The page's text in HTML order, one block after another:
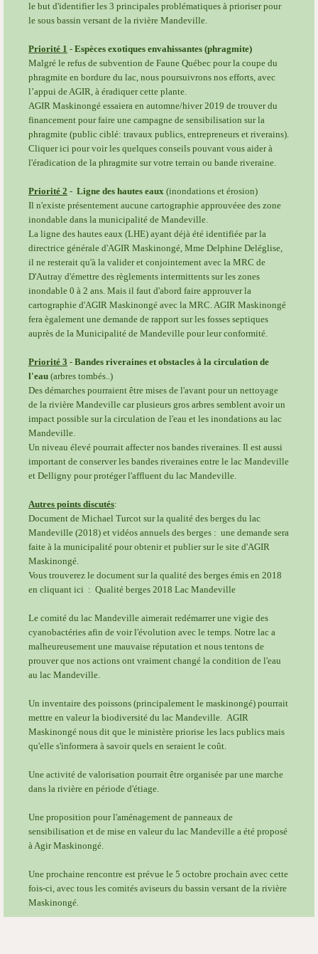
le but d'identifier les 3 principales problématiques à prioriser pour
le sous bassin versant de la rivière Mandeville.
Priorité 1 - Espèces exotiques envahissantes (phragmite)
Malgré le refus de subvention de Faune Québec pour la coupe du
phragmite en bordure du lac, nous poursuivrons nos efforts, avec
l’appui de AGIR, à éradiquer cette plante.
AGIR Maskinongé essaiera en automne/hiver 2019 de trouver du
financement pour faire une campagne de sensibilisation sur la
phragmite (public ciblé: travaux publics, entrepreneurs et riverains).
Cliquer ici pour voir les quelques conseils pouvant vous aider à
l'éradication de la phragmite sur votre terrain ou bande riveraine.
Priorité 2 - Ligne des hautes eaux (inondations et érosion)
Il n'existe présentement aucune cartographie approuvéee des zone
inondable dans la municipalité de Mandeville.
La ligne des hautes eaux (LHE) ayant déjà été identifiée par la
directrice générale d'AGIR Maskinongé, Mme Delphine Deléglise,
il ne resterait qu'à la valider et conjointement avec la MRC de
D'Autray d'émettre des règlements intermittents sur les zones
inondable 0 à 2 ans. Mais il faut d'abord faire approuver la
cartographie d'AGIR Maskinongé avec la MRC. AGIR Maskinongé
fera ègalement une demande de rapport sur les fosses septiques
auprès de la Municipalité de Mandeville pour leur conformité.
Priorité 3 - Bandes riveraines et obstacles à la circulation de
l'eau (arbres tombés..)
Des démarches pourraient être mises de l'avant pour un nettoyage
de la rivière Mandeville car plusieurs gros arbres semblent avoir un
impact possible sur la circulation de l'eau et les inondations au lac
Mandeville.
Un niveau élevé pourrait affecter nos bandes riveraines. Il est aussi
important de conserver les bandes riveraines entre le lac Mandeville
et Delligny pour protéger l'affluent du lac Mandeville.
Autres points discutés:
Document de Michael Turcot sur la qualité des berges du lac
Mandeville (2018) et vidéos annuels des berges : une demande sera
faite à la municipalité pour obtenir et publier sur le site d'AGIR
Maskinongé.
Vous trouverez le document sur la qualité des berges émis en 2018
en cliquant ici : Qualité berges 2018 Lac Mandeville
Le comité du lac Mandeville aimerait redémarrer une vigie des
cyanobactéries afin de voir l'évolution avec le temps. Notre lac a
malheureusement une mauvaise réputation et nous tentons de
prouver que nos actions ont vraiment changé la condition de l'eau
au lac Mandeville.
Un inventaire des poissons (principalement le maskinongé) pourrait
mettre en valeur la biodiversité du lac Mandeville. AGIR
Maskinongé nous dit que le ministère priorise les lacs publics mais
qu'elle s'informera à savoir quels en seraient le coût.
Une activité de valorisation pourrait être organisée par une marche
dans la rivière en période d'étiage.
Une proposition pour l'aménagement de panneaux de
sensibilisation et de mise en valeur du lac Mandeville a été proposé
à Agir Maskinongé.
Une prochaine rencontre est prévue le 5 octobre prochain avec cette
fois-ci, avec tous les comités aviseurs du bassin versant de la rivière
Maskinongé.